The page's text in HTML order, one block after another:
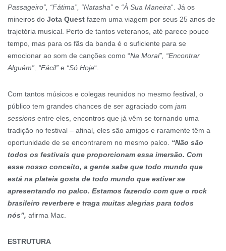
Passageiro”, “Fátima”, “Natasha” e “À Sua Maneira“. Já os
mineiros do Jota Quest fazem uma viagem por seus 25 anos de
trajetória musical. Perto de tantos veteranos, até parece pouco
tempo, mas para os fãs da banda é o suficiente para se
emocionar ao som de canções como “Na Moral”, “Encontrar
Alguém”, “Fácil” e “Só Hoje“.
Com tantos músicos e colegas reunidos no mesmo festival, o
público tem grandes chances de ser agraciado com jam
sessions entre eles, encontros que já vêm se tornando uma
tradição no festival – afinal, eles são amigos e raramente têm a
oportunidade de se encontrarem no mesmo palco. “Não são
todos os festivais que proporcionam essa imersão. Com
esse nosso conceito, a gente sabe que todo mundo que
está na plateia gosta de todo mundo que estiver se
apresentando no palco. Estamos fazendo com que o rock
brasileiro reverbere e traga muitas alegrias para todos
nós”, afirma Mac.
ESTRUTURA